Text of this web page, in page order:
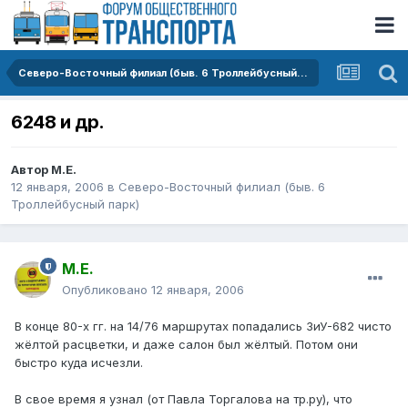
Северо-Восточный филиал (быв. 6 Троллейбусный парк)
6248 и др.
Автор М.Е.
12 января, 2006 в Северо-Восточный филиал (быв. 6
Троллейбусный парк)
М.Е.
Опубликовано 12 января, 2006
В конце 80-х гг. на 14/76 маршрутах попадались ЗиУ-682 чисто
жёлтой расцветки, и даже салон был жёлтый. Потом они
быстро куда исчезли.
В свое время я узнал (от Павла Торгалова на тр.ру), что